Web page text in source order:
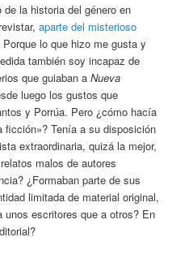
la historia del género en
aparte del misterioso
lo que hizo me gusta y
también soy incapaz de
que guiaban aNueva
luego los gustos que
y Porrúa. Pero ¿cómo hacía
ficción»? Tenía a su disposición
extraordinaria, quizá la mejor,
malos de autores
¿Formaban parte de sus
limitada de material original,
unos escritores que a otros? En